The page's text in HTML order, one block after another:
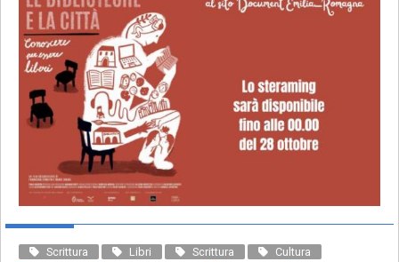
Scrittura Libri Scrittura Cultura